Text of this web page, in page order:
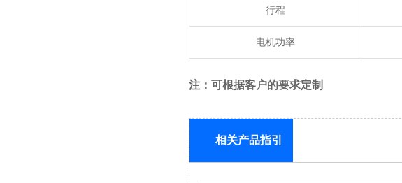
行程
电机功率
注：可根据客户的要求定制
相关产品指引